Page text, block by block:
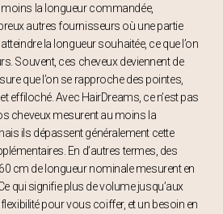
la longueur commandée,
autres fournisseurs où une partie
la longueur souhaitée, ce que l’on
Souvent, ces cheveux deviennent de
que l’on se rapproche des pointes,
effiloché. Avec HairDreams, ce n’est pas
cheveux mesurent au moins la
ils dépassent généralement cette
En d’autres termes, des
cm de longueur nominale mesurent en
qui signifie plus de volume jusqu’aux
pour vous coiffer, et un besoin en